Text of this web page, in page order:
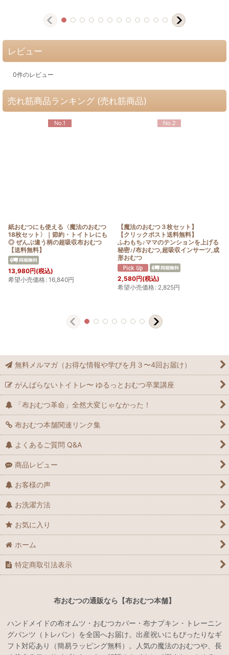
レビュー
0件のレビュー
売れ筋商品ランキング (売れ筋商品)
No.1
紙おむつにも使える〈魔法のおむつ
18枚セット〉｜節約・トイトレにも
◎ ぜんぶ違う柄の超吸収布おむつ
【送料無料】
13,980円(税込)
希望小売価格: 16,840円
No.2
【魔法のおむつ３枚セット】
【クリックポスト送料無料】
ふわもち♪ママのテンションを上げる
秘密♪/布おむつ,超吸収インサーツ,成
形おむつ
2,580円(税込)
希望小売価格: 2,825円
無料メルマガ（お得な情報や学びを月３〜4回お届け）
がんばらないトイトレ〜 ゆるっとおむつ卒業講座
「布おむつ革命」全然大変じゃなかった！
布おむつ本舗関連リンク集
よくあるご質問 Q&A
商品レビュー
お客様の声
お洗濯方法
お気に入り
ホーム
特定商取引法表示
布おむつの通販なら【布おむつ本舗】
ハンドメイドの布オムツ・おむつカバー・布ナプキン・トレーニン
グパンツ（トレパン）を全国へお届け。出産祝いにもぴったりなギ
フト対応あり（簡易ラッピング無料）。人気の魔法のおむつや、長